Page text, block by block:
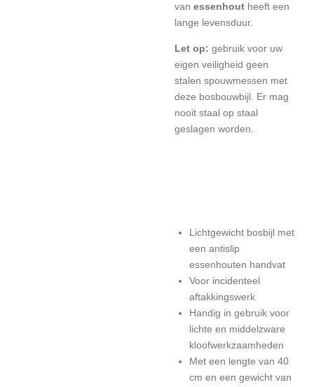
van essenhout heeft een
lange levensduur.
Let op: gebruik voor uw
eigen veiligheid geen
stalen spouwmessen met
deze bosbouwbijl. Er mag
nooit staal op staal
geslagen worden.
Lichtgewicht bosbijl met
een antislip
essenhouten handvat
Voor incidenteel
aftakkingswerk
Handig in gebruik voor
lichte en middelzware
kloofwerkzaamheden
Met een lengte van 40
cm en een gewicht van